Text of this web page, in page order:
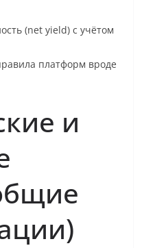
(net yield) с учётом
платформ вроде
и